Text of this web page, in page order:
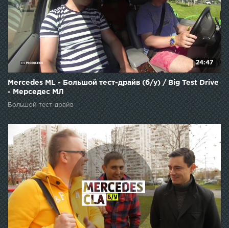
24:47
Mercedes ML - Большой тест-драйв (б/у) / Big Test Drive
- Мерседес МЛ
Большой тест-драйв